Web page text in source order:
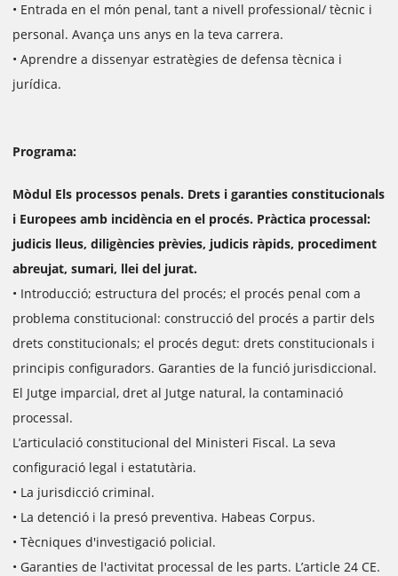
• Entrada en el món penal, tant a nivell professional/ tècnic i
personal. Avança uns anys en la teva carrera.
• Aprendre a dissenyar estratègies de defensa tècnica i
jurídica.
Programa:
Mòdul Els processos penals. Drets i garanties constitucionals
i Europees amb incidència en el procés. Pràctica processal:
judicis lleus, diligències prèvies, judicis ràpids, procediment
abreujat, sumari, llei del jurat.
• Introducció; estructura del procés; el procés penal com a
problema constitucional: construcció del procés a partir dels
drets constitucionals; el procés degut: drets constitucionals i
principis configuradors. Garanties de la funció jurisdiccional.
El Jutge imparcial, dret al Jutge natural, la contaminació
processal.
L’articulació constitucional del Ministeri Fiscal. La seva
configuració legal i estatutària.
• La jurisdicció criminal.
• La detenció i la presó preventiva. Habeas Corpus.
• Tècniques d'investigació policial.
• Garanties de l'activitat processal de les parts. L’article 24 CE.